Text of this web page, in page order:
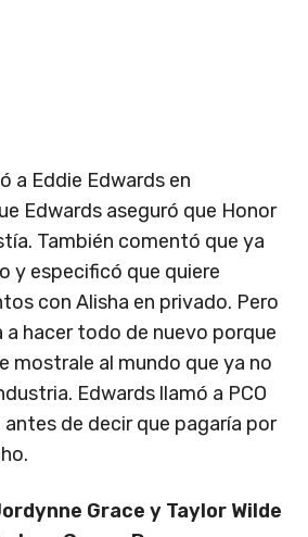
a Eddie Edwards en
Edwards aseguró que Honor
También comentó que ya
y especificó que quiere
con Alisha en privado. Pero
a hacer todo de nuevo porque
mostrale al mundo que ya no
Edwards llamó a PCO
antes de decir que pagaría por
Grace y Taylor Wilde